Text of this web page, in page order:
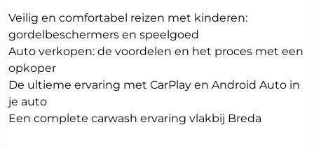
Veilig en comfortabel reizen met kinderen:
gordelbeschermers en speelgoed
Auto verkopen: de voordelen en het proces met een
opkoper
De ultieme ervaring met CarPlay en Android Auto in
je auto
Een complete carwash ervaring vlakbij Breda